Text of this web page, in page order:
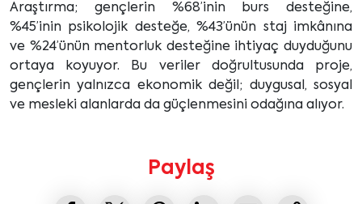
Araştırma; gençlerin %68’inin burs desteğine,
%45’inin psikolojik desteğe, %43’ünün staj imkânına
ve %24’ünün mentorluk desteğine ihtiyaç duyduğunu
ortaya koyuyor. Bu veriler doğrultusunda proje,
gençlerin yalnızca ekonomik değil; duygusal, sosyal
ve mesleki alanlarda da güçlenmesini odağına alıyor.
Paylaş